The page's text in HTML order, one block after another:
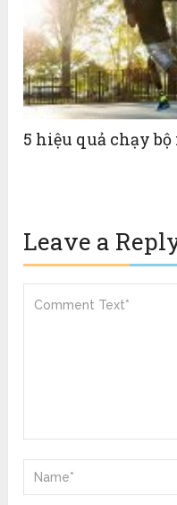
5 hiệu quả chạy
Leave a